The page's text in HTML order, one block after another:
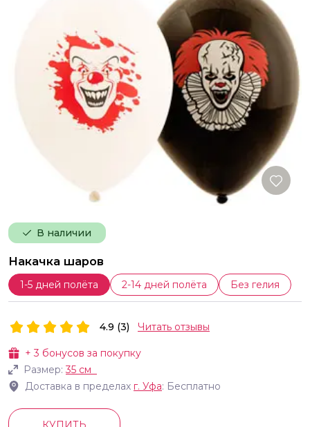
В наличии
Накачка шаров
1-5 дней полёта 2-14 дней полёта Без гелия
+3 бонусов за покупку
Размер:35 см
Доставка в пределах г. Уфа: Бесплатно
4.9 (3) Читать отзывы